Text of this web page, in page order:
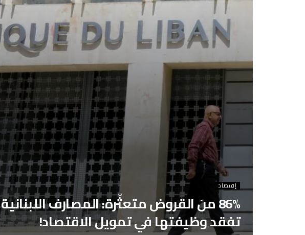
إقتصاد
86% من القروض متعثّرة: المصارف اللبنانية
تفقد وظيفتها في تمويل الاقتصاد!